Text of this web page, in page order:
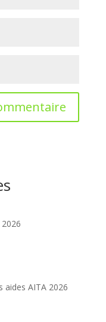
aides AITA 2026